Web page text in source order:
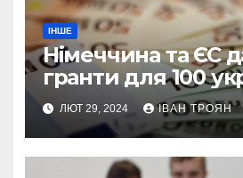
ІНШЕ
Німеччина та ЄС
гранти для 100
підприємств
ЛЮТ 29, 2024 ІВАН ТРОЯН